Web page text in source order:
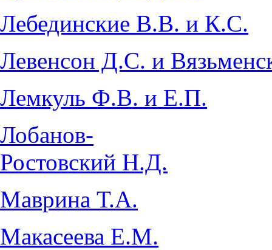
Лебединские В.В. и К.С.
Левенсон Д.С. и
Лемкуль Ф.В. и Е.П.
Лобанов-
Ростовский Н.Д.
Маврина Т.А.
Макасеева Е.М.